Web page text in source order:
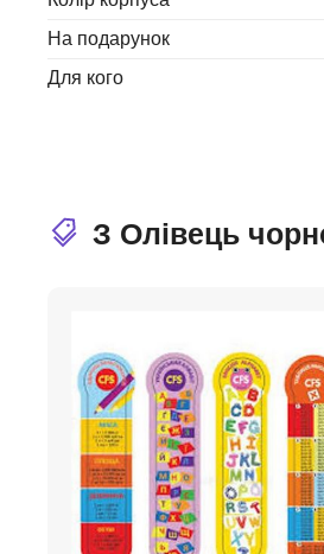
На подарунок
Для кого
З Олівець